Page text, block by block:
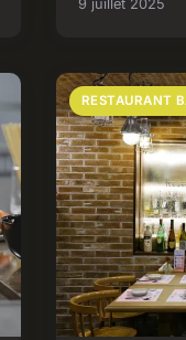
9 juillet 2025
RESTAURANT